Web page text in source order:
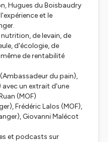
Hugues du Boisbaudry
et le
de levain, de
d'écologie, de
de rentabilité
du pain),
avec un extrait d'une
(MOF)
Frédéric Lalos (MOF),
Giovanni Malécot
et podcasts sur